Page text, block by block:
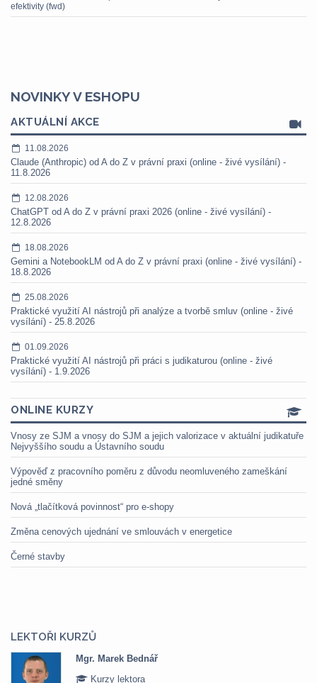
efektivity (fwd)
NOVINKY V ESHOPU
AKTUÁLNÍ AKCE
11.08.2026
Claude (Anthropic) od A do Z v právní praxi (online - živé vysílání) -
11.8.2026
12.08.2026
ChatGPT od A do Z v právní praxi 2026 (online - živé vysílání) -
12.8.2026
18.08.2026
Gemini a NotebookLM od A do Z v právní praxi (online - živé vysílání) -
18.8.2026
25.08.2026
Praktické využití AI nástrojů při analýze a tvorbě smluv (online - živé
vysílání) - 25.8.2026
01.09.2026
Praktické využití AI nástrojů při práci s judikaturou (online - živé
vysílání) - 1.9.2026
ONLINE KURZY
Vnosy ze SJM a vnosy do SJM a jejich valorizace v aktuální judikatuře
Nejvyššího soudu a Ústavního soudu
Výpověď z pracovního poměru z důvodu neomluveného zameškání
jedné směny
Nová „tlačítková povinnost“ pro e-shopy
Změna cenových ujednání ve smlouvách v energetice
Černé stavby
LEKTOŘI KURZŮ
Mgr. Veronika Pázmányová
Kurzy lektora